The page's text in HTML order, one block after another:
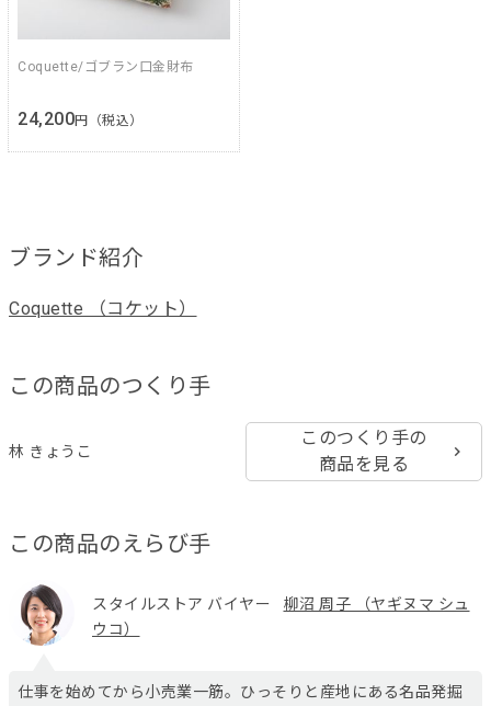
Coquette/ゴブラン口金財布
24,200円（税込）
ブランド紹介
Coquette （コケット）
この商品のつくり手
林 きょうこ
このつくり手の
商品を見る
この商品のえらび手
スタイルストア バイヤー
柳沼 周子 （ヤギヌマ シュ
ウコ）
仕事を始めてから小売業一筋。ひっそりと産地にある名品発掘